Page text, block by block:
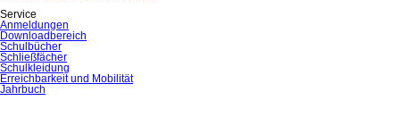
Service
Anmeldungen
Downloadbereich
Schulbücher
Schließfächer
Schulkleidung
Erreichbarkeit und Mobilität
Jahrbuch